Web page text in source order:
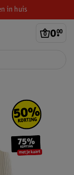
in huis
0.
00